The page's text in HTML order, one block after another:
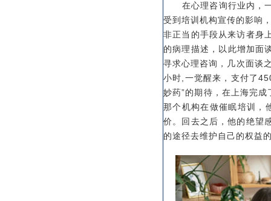
在心理咨询行业内，一
受到培训机构宣传的影响
非正当的手段从来访者身
的病理描述，以此增加面
寻求心理咨询，几次面谈
小时,一觉醒来，支付了
妙药”的期待，在上海完
那个机构在做催眠培训，
价。回去之后，他的绝望
的途径去维护自己的权益